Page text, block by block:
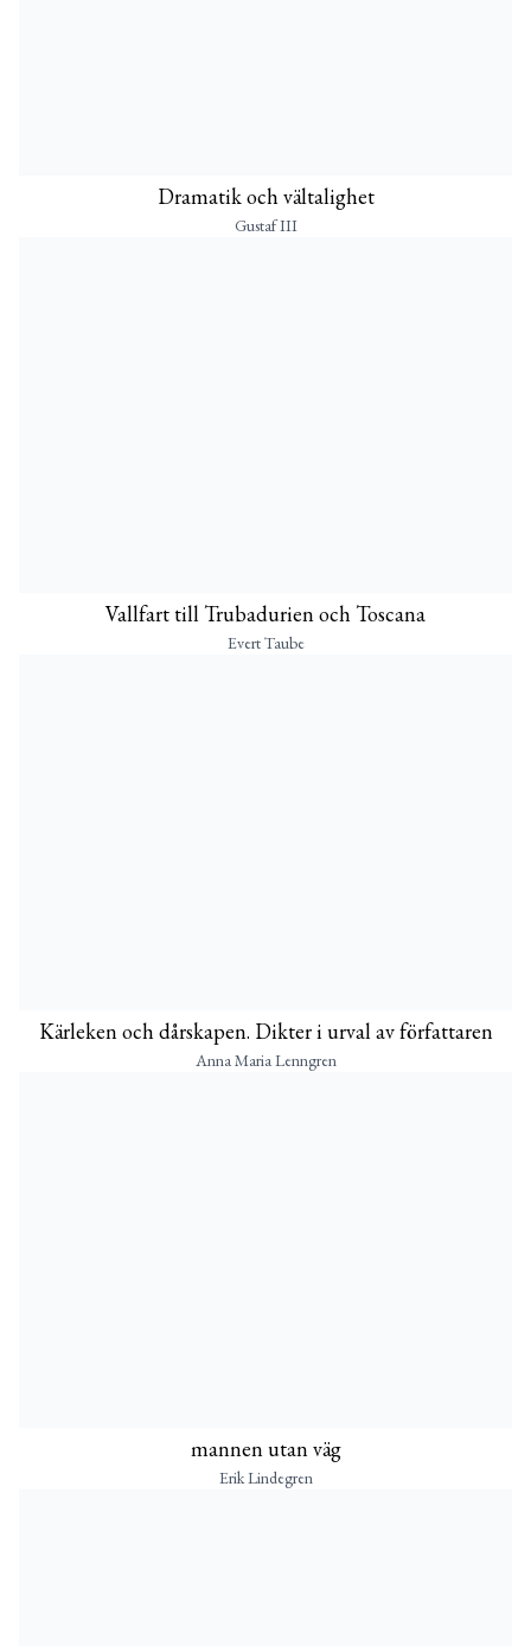
Dramatik och vältalighet
Gustaf III
Vallfart till Trubadurien och Toscana
Evert Taube
Kärleken och dårskapen. Dikter i urval av författaren
Anna Maria Lenngren
mannen utan väg
Erik Lindegren